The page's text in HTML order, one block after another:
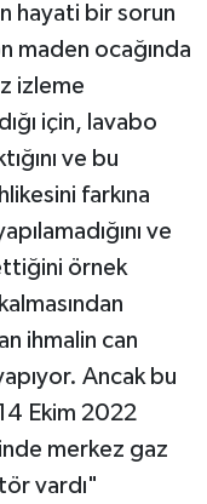
hayati bir sorun
maden ocağında
izleme
için, lavabo
ve bu
farkına
ve
örnek
ihmalin can
Ancak bu
Ekim 2022
merkez gaz
vardı"